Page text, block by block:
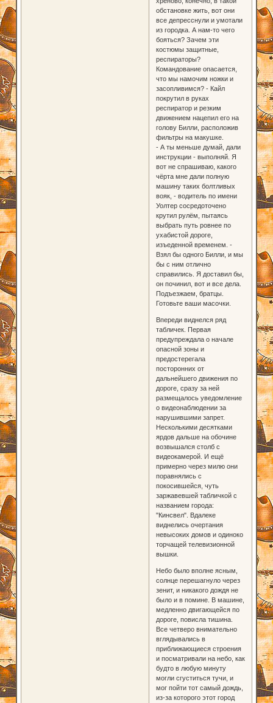
обстановке жить, вот они
все депресснули и умотали
из городка. А нам-то чего
бояться? Зачем эти
костюмы защитные,
респираторы?
Командование опасается,
что мы намочим ножки и
засопливимся? - Кайл
покрутил в руках
респиратор и резким
движением нацепил его на
голову Билли, расположив
фильтры на макушке.
- А ты меньше думай, дали
инструкции - выполняй. Я
вот не спрашиваю, какого
чёрта мне дали полную
машину таких болтливых
вояк, - водитель по имени
Уолтер сосредоточено
крутил рулём, пытаясь
выбрать путь ровнее по
ухабистой дороге,
изъеденной временем. -
Взял бы одного Билли, и мы
бы с ним отлично
справились. Я доставил бы,
он починил, вот и все дела.
Подъезжаем, братцы.
Готовьте ваши масочки.
Впереди виднелся ряд
табличек. Первая
предупреждала о начале
опасной зоны и
предостерегала
посторонних от
дальнейшего движения по
дороге, сразу за ней
размещалось уведомление
о видеонаблюдении за
нарушившими запрет.
Несколькими десятками
ярдов дальше на обочине
возвышался столб с
видеокамерой. И ещё
примерно через милю они
поравнялись с
покосившейся, чуть
заржавевшей табличкой с
названием города:
"Кинсвел". Вдалеке
виднелись очертания
невысоких домов и одиноко
торчащей телевизионной
вышки.
Небо было вполне ясным,
солнце перешагнуло через
зенит, и никакого дождя не
было и в помине. В машине,
медленно двигающейся по
дороге, повисла тишина.
Все четверо внимательно
вглядывались в
приближающиеся строения
и посматривали на небо, как
будто в любую минуту
могли сгуститься тучи, и
мог пойти тот самый дождь,
из-за которого этот город